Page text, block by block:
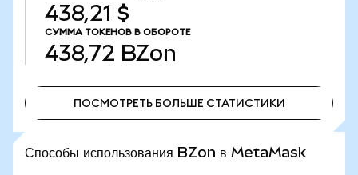
438,21 $
СУММА ТОКЕНОВ В ОБОРОТЕ
438,72 BZon
ПОСМОТРЕТЬ БОЛЬШЕ СТАТИСТИКИ
Способы использования BZon в MetaMask